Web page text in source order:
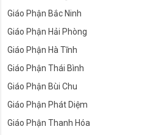
Giáo Phận Bắc Ninh
Giáo Phận Hải Phòng
Giáo Phận Hà Tĩnh
Giáo Phận Thái Bình
Giáo Phận Bùi Chu
Giáo Phận Phát Diệm
Giáo Phận Thanh Hóa